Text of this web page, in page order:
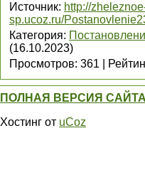
Источник: http://
sp.ucoz.ru/
Категория:
(16.10.2023)
Просмотров: 361
ПОЛНАЯ ВЕРСИЯ САЙТА
Хостинг от uCoz